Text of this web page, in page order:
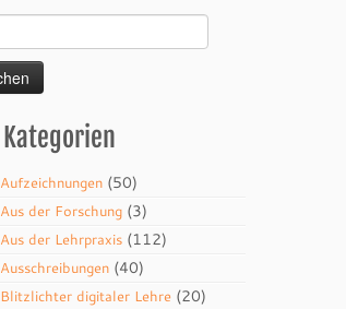
Kategorien
Aufzeichnungen (50)
Aus der Forschung (3)
Aus der Lehrpraxis (112)
Ausschreibungen (40)
Blitzlichter digitaler Lehre (20)